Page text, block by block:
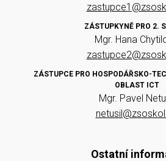
ZÁSTUPKYNĚ PRO 2.
Mgr. Hana
ZÁSTUPCE PRO HOSPODÁŘSKO-
OBLAST ICT
Mgr. Pavel
Ostatní